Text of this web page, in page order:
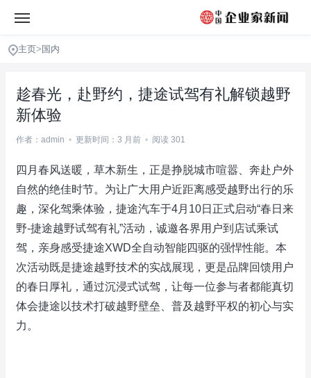
主页> 国内
趁春光，赴野约，捷途试驾有礼解锁越野
新体验
作者：admin • 更新时间：3 月前 • 阅读 301
四月春风送暖，草木新生，正是挣脱城市喧嚣、奔赴户外
自然的绝佳时节。为让广大用户近距离感受越野出行的乐
趣，深化驾乘体验，捷途汽车于4月10日正式启动“春日来
野-捷途越野试驾有礼”活动，诚邀各界用户到店试乘试
驾，亲身感受捷途XWD全自动智能四驱的强悍性能。本
次活动既是捷途越野技术的实战展现，更是品牌回馈用户
的春日厚礼，通过沉浸式试驾，让每一位参与者都能真切
体会捷途以技术打破越野壁垒、普及越野平权的初心与实
力。